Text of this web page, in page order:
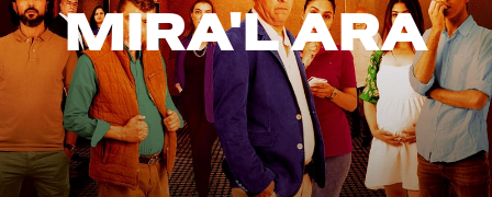
MIRA'L ARA